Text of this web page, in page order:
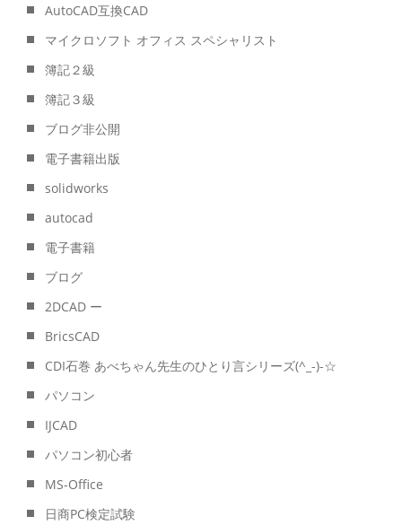
AutoCAD互換CAD
マイクロソフト オフィス スペシャリスト
簿記２級
簿記３級
ブログ非公開
電子書籍出版
solidworks
autocad
電子書籍
ブログ
2DCAD ー
BricsCAD
CDI石巻 あべちゃん先生のひとり言シリーズ(^_-)-☆
パソコン
IJCAD
パソコン初心者
MS-Office
日商PC検定試験